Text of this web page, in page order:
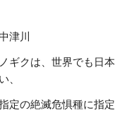
津川
ギクは、世界でも日本
、
定の絶滅危惧種に指定